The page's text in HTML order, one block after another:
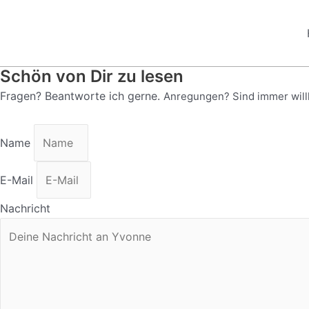
Schön von Dir zu lesen
Fragen? Beantworte ich gerne. Anregungen? Sind immer
Name
E-Mail
Nachricht